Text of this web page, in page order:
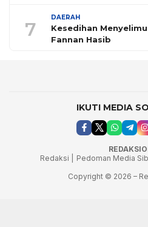
7
DAERAH
Kesedihan
Fannan Hasib
IKUTI MEDIA
Redaksi |
Pedoman Media
Copyright © 2026 –